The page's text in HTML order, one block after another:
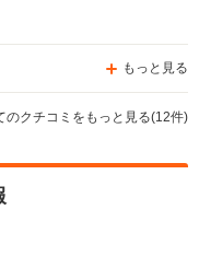
たりとしていて楽に過ごせ
でその面では良いと思いま
遠出は怖いですね。
もっと見る
のクチコミをもっと見る(12件)